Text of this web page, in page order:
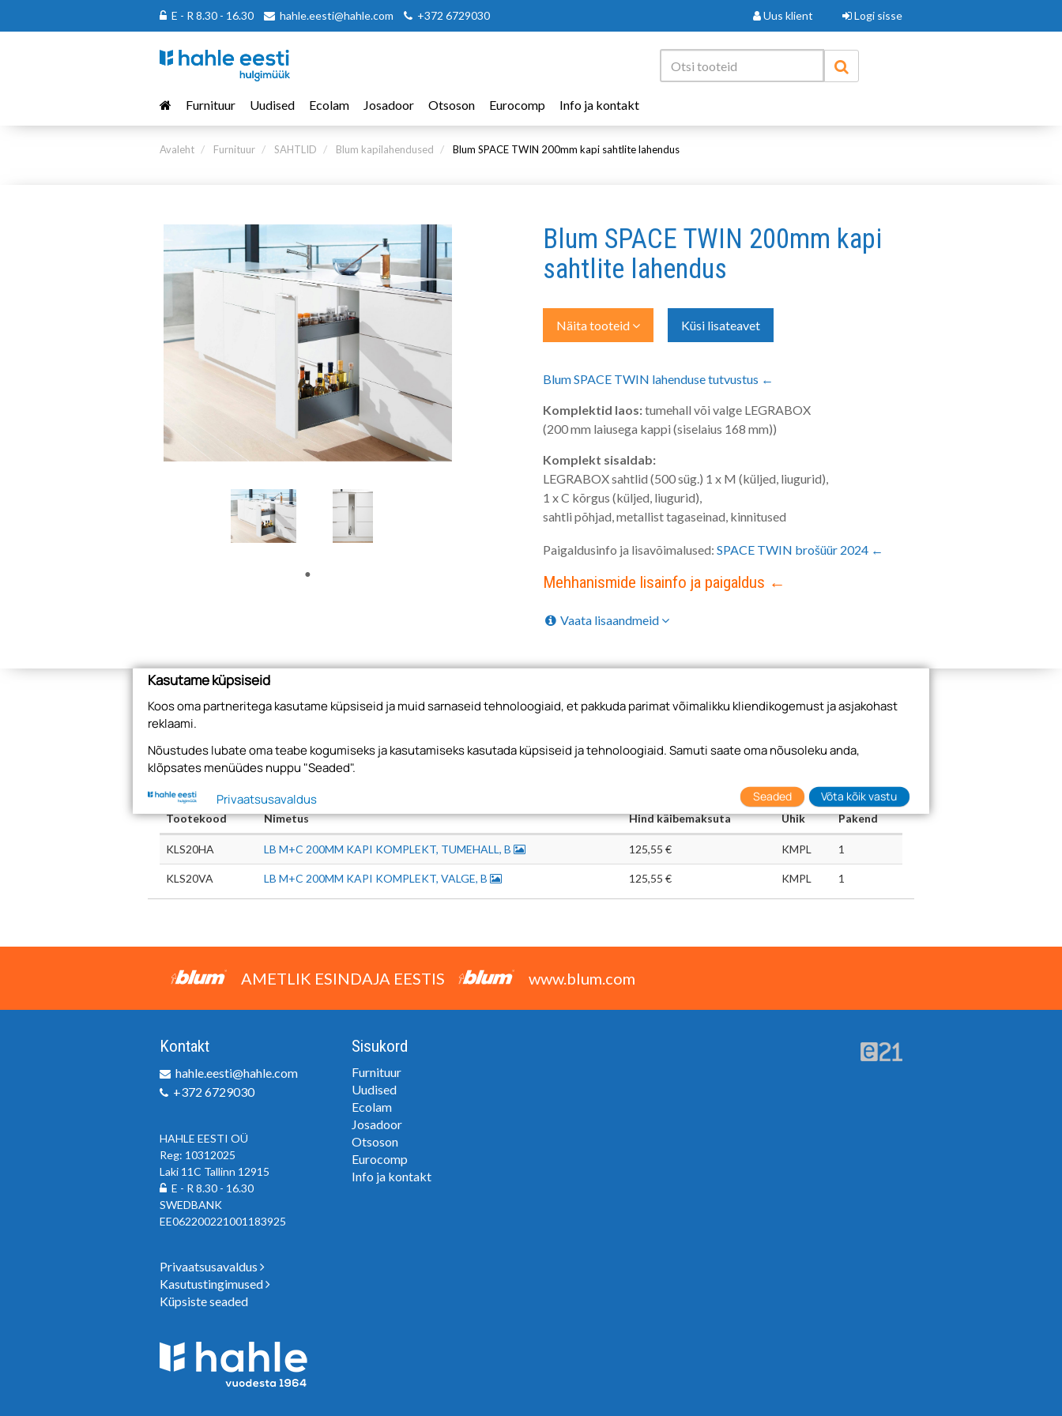
E - R 8.30 - 16.30 hahle.eesti@hahle.com +372 6729030 Uus klient Logi sisse
Furnituur Uudised Ecolam Josadoor Otsoson Eurocomp Info ja kontakt
Avaleht Furnituur SAHTLID Blum kapilahendused Blum SPACE TWIN 200mm kapi sahtlite lahendus
Blum SPACE TWIN 200mm kapi
sahtlite lahendus
Näita tooteid Küsi lisateavet
Blum SPACE TWIN lahenduse tutvustus ←
Komplektid laos:tumehall või valge LEGRABOX
(200 mm laiusega kappi (siselaius 168 mm))
Komplekt sisaldab:
LEGRABOX sahtlid (500 süg.) 1 x M (küljed, liugurid),
1 x C kõrgus (küljed, liugurid),
sahtli põhjad, metallist tagaseinad, kinnitused
Paigaldusinfo ja lisavõimalused: SPACE TWIN brošüür 2024 ←
Mehhanismide lisainfo ja paigaldus ←
Vaata lisaandmeid
Tooted
Tootekood Nimetus Hind käibemaksuta Ühik Pakend
KLS20HA LB M+C 200MM KAPI KOMPLEKT, TUMEHALL, B 125,55 € KMPL 1
KLS20VA LB M+C 200MM KAPI KOMPLEKT, VALGE, B 125,55 € KMPL 1
AMETLIK ESINDAJA EESTIS www.blum.com
Kontakt
hahle.eesti@hahle.com
+372 6729030
HAHLE EESTI OÜ
Reg: 10312025
Laki 11C Tallinn 12915
E - R 8.30 - 16.30
SWEDBANK
EE062200221001183925
Privaatsusavaldus
Kasutustingimused
Küpsiste seaded
Sisukord
Furnituur
Uudised
Ecolam
Josadoor
Otsoson
Eurocomp
Info ja kontakt
Kasutame küpsiseid
Koos oma partneritega kasutame küpsiseid ja muid sarnaseid tehnoloogiaid, et pakkuda parimat võimalikku kliendikogemust ja asjakohast
reklaami.
Nõustudes lubate oma teabe kogumiseks ja kasutamiseks kasutada küpsiseid ja tehnoloogiaid. Samuti saate oma nõusoleku anda,
klõpsates menüüdes nuppu "Seaded".
Privaatsusavaldus
Seaded Võta kõik vastu